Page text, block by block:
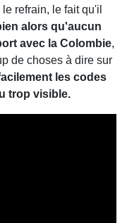
refrain, le fait qu'il
alors qu'aucun
avec la Colombie,
de choses à dire sur
les codes
trop visible.